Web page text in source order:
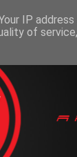
IP address
of